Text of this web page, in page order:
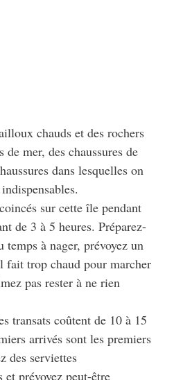
chauds et des rochers
de mer, des chaussures de
dans lesquelles on
sur cette île pendant
de 3 à 5 heures. Préparez-
temps à nager, prévoyez un
fait trop chaud pour marcher
pas rester à ne rien
transats coûtent de 10 à 15
arrivés sont les premiers
des serviettes
et prévoyez peut-être